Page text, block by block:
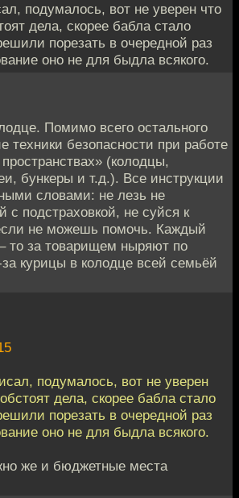
подумалось, вот не уверен что
дела, скорее бабла стало
порезать в очередной раз
оно не для быдла всякого.
Помимо всего остального
техники безопасности при работе
(колодцы,
бункеры и т.д.). Все инструкции
словами: не лезь не
с подстраховкой, не суйся к
не можешь помочь. Каждый
то за товарищем ныряют по
курицы в колодце всей семьёй
подумалось, вот не уверен
дела, скорее бабла стало
порезать в очередной раз
оно не для быдла всякого.
же и бюджетные места